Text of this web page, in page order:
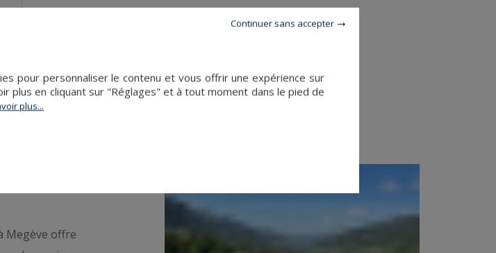
au long
Megève offre
pour personnaliser le contenu et vous offrir une expérience sur
plus en cliquant sur "Réglages" et à tout moment dans le pied de
plus...
Continuer sans accepter